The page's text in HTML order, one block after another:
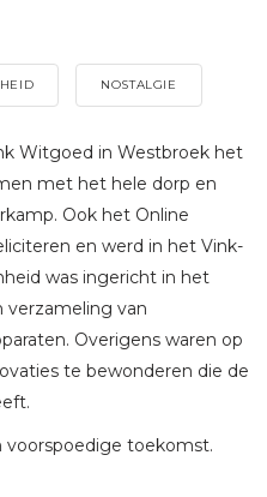
NOSTALGIE
Witgoed in Westbroek het
met het hele dorp en
Ook het Online
en werd in het Vink-
was ingericht in het
verzameling van
Overigens waren op
te bewonderen die de
toekomst.